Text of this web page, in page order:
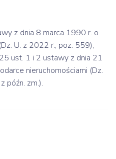
z dnia 8 marca 1990 r. o
U. z 2022 r., poz. 559),
ust. 1 i 2 ustawy z dnia 21
nieruchomościami (Dz.
późn. zm.).